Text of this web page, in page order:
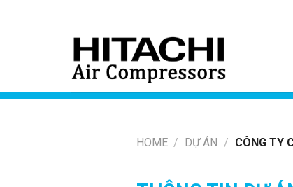
HOME / DỰ ÁN / CÔNG TY